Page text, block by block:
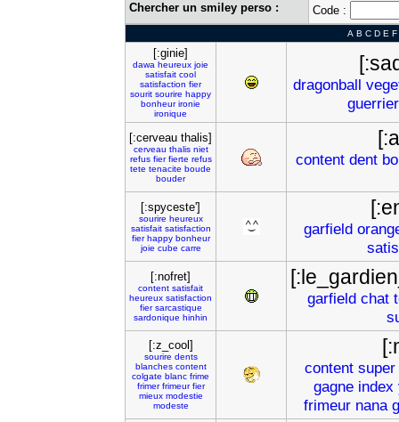
Chercher un smiley perso : Code :
A B C D E F
[:ginie]
dawa heureux joie
satisfait cool
satisfaction fier
sourit sourire happy
bonheur ironie
ironique
dragonball
guerrier
[:cerveau thalis]
cerveau thalis niet
refus fier fierte refus
tete tenacite boude
bouder
content dent
[:spyceste']
sourire heureux
satisfait satisfaction
fier happy bonheur
joie cube carre
garfield
[:nofret]
content satisfait
heureux satisfaction
fier sarcastique
sardonique hinhin
garfield chat
[:z_cool]
sourire dents
blanches content
colgate blanc frime
frimer frimeur fier
mieux modestie
modeste
content super
gagne index
frimeur nana